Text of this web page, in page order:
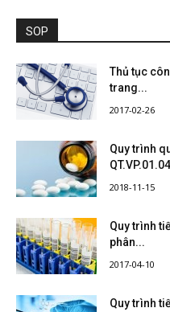
SOP
Thủ tục
trang...
2017-02-26
Quy trình
2018-11-15
Quy trình
phân...
2017-04-10
Quy trình